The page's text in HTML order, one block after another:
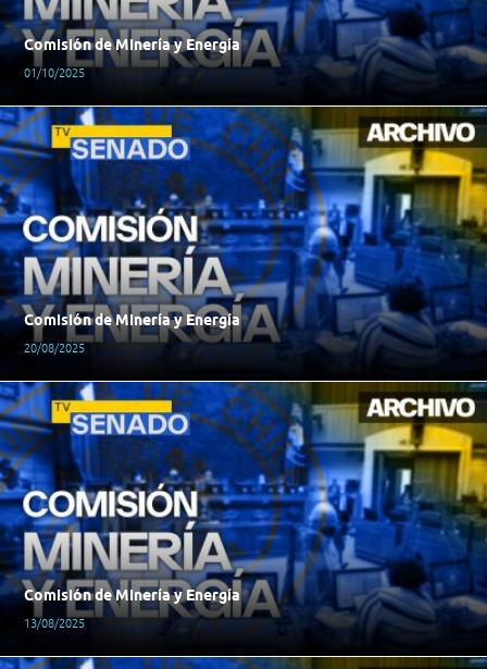
Comisión de Minería y Energía
01/10/2025
Comisión de Minería y Energía
20/08/2025
Comisión de Minería y Energía
13/08/2025